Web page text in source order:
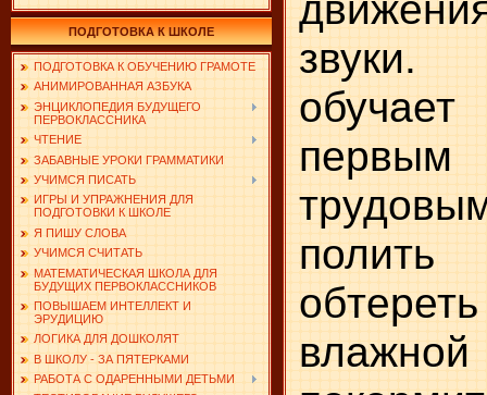
ПОДГОТОВКА К ШКОЛЕ
ПОДГОТОВКА К ОБУЧЕНИЮ ГРАМОТЕ
АНИМИРОВАННАЯ АЗБУКА
ЭНЦИКЛОПЕДИЯ БУДУЩЕГО
ПЕРВОКЛАССНИКА
ЧТЕНИЕ
ЗАБАВНЫЕ УРОКИ ГРАММАТИКИ
УЧИМСЯ ПИСАТЬ
ИГРЫ И УПРАЖНЕНИЯ ДЛЯ
ПОДГОТОВКИ К ШКОЛЕ
Я ПИШУ СЛОВА
УЧИМСЯ СЧИТАТЬ
МАТЕМАТИЧЕСКАЯ ШКОЛА ДЛЯ
БУДУЩИХ ПЕРВОКЛАССНИКОВ
ПОВЫШАЕМ ИНТЕЛЛЕКТ И
ЭРУДИЦИЮ
ЛОГИКА ДЛЯ ДОШКОЛЯТ
В ШКОЛУ - ЗА ПЯТЕРКАМИ
РАБОТА С ОДАРЕННЫМИ ДЕТЬМИ
звуки.